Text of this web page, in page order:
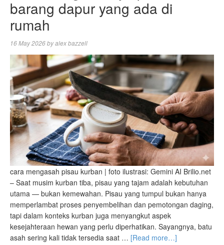
barang dapur yang ada di
rumah
16 May 2026byalex bazzell
cara mengasah pisau kurban | foto ilustrasi: Gemini AI Brilio.net
– Saat musim kurban tiba, pisau yang tajam adalah kebutuhan
utama — bukan kemewahan. Pisau yang tumpul bukan hanya
memperlambat proses penyembelihan dan pemotongan daging,
tapi dalam konteks kurban juga menyangkut aspek
kesejahteraan hewan yang perlu diperhatikan. Sayangnya, batu
asah sering kali tidak tersedia saat … [Read more…]